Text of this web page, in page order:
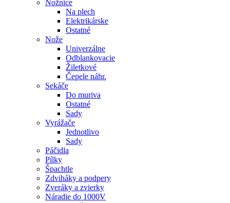
Nožnice
Na plech
Elektrikárske
Ostatné
Nože
Univerzálne
Odblankovacie
Žiletkové
Čepele náhr.
Sekáče
Do muriva
Ostatné
Sady
Vyrážače
Jednotlivo
Sady
Páčidla
Pílky
Špachtle
Zdviháky a podpery
Zveráky a zvierky
Náradie do 1000V